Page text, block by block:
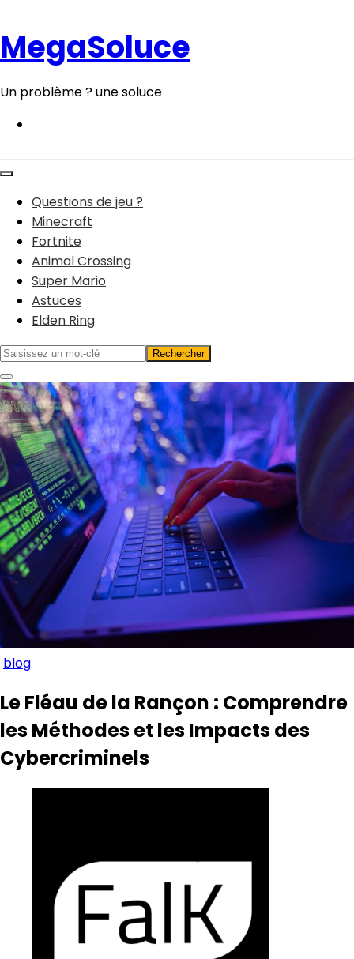
contenu
MegaSoluce
Un problème ? une soluce
Questions de jeu ?
Minecraft
Fortnite
Animal Crossing
Super Mario
Astuces
Elden Ring
blog
Le Fléau de la Rançon : Comprendre
les Méthodes et les Impacts des
Cybercriminels